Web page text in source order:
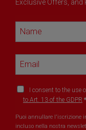
Exclusive Offers, and
I consent to the use
to Art. 13 of the GDPR
Puoi annullare l'iscrizione
incluso nella nostra